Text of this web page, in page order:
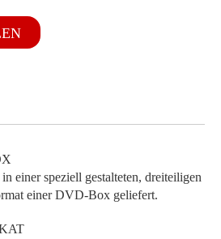
einer speziell gestalteten, dreiteiligen
einer DVD-Box geliefert.